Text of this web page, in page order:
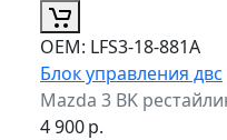
ОЕМ: LFS3-18-881A
Блок управления двс
Mazda 3 BK
4 900р.